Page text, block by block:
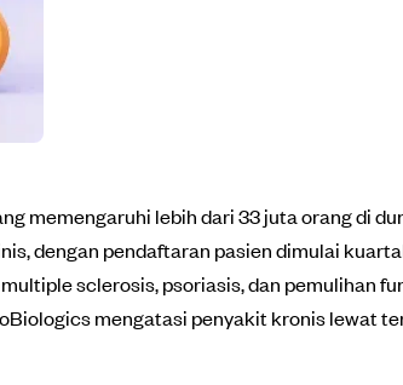
memengaruhi lebih dari 33 juta orang di
dengan pendaftaran pasien dimulai
sclerosis, psoriasis, dan pemulihan
mengatasi penyakit kronis lewat